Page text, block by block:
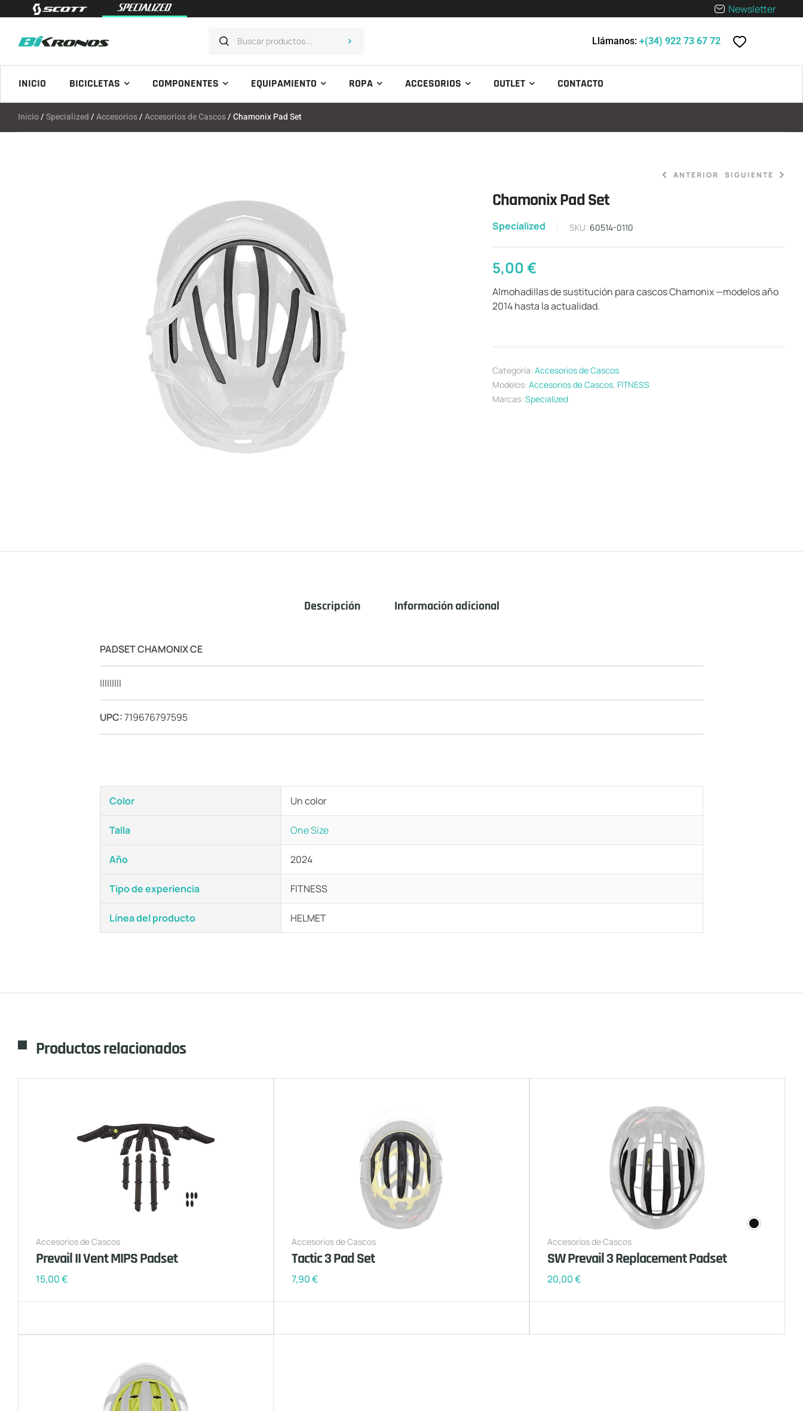
Newsletter
Llámanos: +(34) 922 73 67 72
INICIO BICICLETAS COMPONENTES EQUIPAMIENTO ROPA ACCESORIOS OUTLET CONTACTO
Inicio/Specialized/Accesorios/Accesorios de Cascos/ Chamonix Pad Set
ANTERIOR SIGUIENTE
Chamonix Pad Set
Specialized SKU: 60514-0110
5,00€
Almohadillas de sustitución para cascos Chamonix —modelos año
2014 hasta la actualidad.
Categoría: Accesorios de Cascos
Modelos: Accesorios de Cascos, FITNESS
Marcas: Specialized
Descripción Información adicional
PADSET CHAMONIX CE
|||||||||
UPC:719676797595
Color Un color
Talla One Size
Año 2024
Tipo de experiencia FITNESS
Línea del producto HELMET
Productos relacionados
Accesorios de Cascos
Prevail II Vent MIPS Padset
15,00€
Accesorios de Cascos
Tactic 3 Pad Set
7,90€
Accesorios de Cascos
SW Prevail 3 Replacement Padset
20,00€